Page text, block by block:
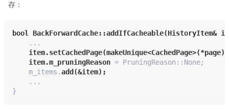
存：
bool BackForwardCache::addIfCacheable(HistoryItem&
    ...
item.m_pruningReason = PruningReason::None;
    m_items.
add(&item);
    ...
}